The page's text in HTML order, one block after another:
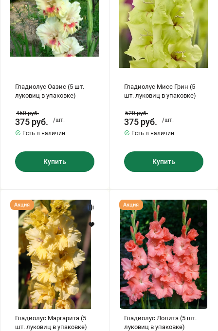
Шарафуга
Бирючина
Плющ
ПАМПАСНАЯ ТРАВА
Кизильник саженец
Олеандр саженцы
Экзотические растения
Декоративные саженцы
Клематис
Гвоздика саженцы
Хризантемы саженцы
Зелень и пряные травы
в
упаковке)
Гладиолус Оазис (5 шт.
луковиц в упаковке)
450руб.
375 руб.
/шт.
Есть в наличии
Купить
луковиц
в
упаковке)
Гладиолус Мисс Грин (5
шт. луковиц в упаковке)
520руб.
375 руб.
/шт.
Есть в наличии
Купить
Гладиолус
Маргарита
шт.
луковиц
упаковке)
Гладиолус Маргарита (5
шт. луковиц в упаковке)
Акция
Гладиолус
Лолита
(5
шт.
луковиц
в
упаковке)
Гладиолус Лолита (5 шт.
луковиц в упаковке)
Акция